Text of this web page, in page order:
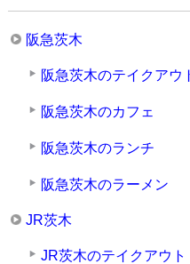
阪急茨木
阪急茨木のテイクアウ
阪急茨木のカフェ
阪急茨木のランチ
阪急茨木のラーメン
JR茨木
JR茨木のテイクアウト